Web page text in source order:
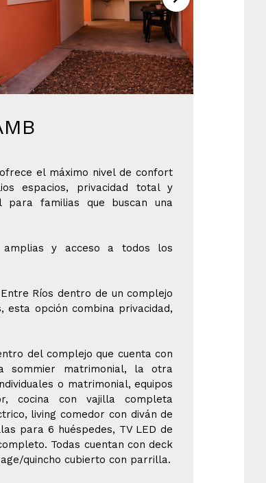
el máximo nivel de confort
espacios, privacidad total y
para familias que buscan una
amplias y acceso a todos los
Ríos dentro de un complejo
esta opción combina privacidad,
del complejo que cuenta con
sommier matrimonial, la otra
o matrimonial, equipos
cocina con vajilla completa
living comedor con diván de
para 6 huéspedes, TV LED de
Todas cuentan con deck
quincho cubierto con parrilla.